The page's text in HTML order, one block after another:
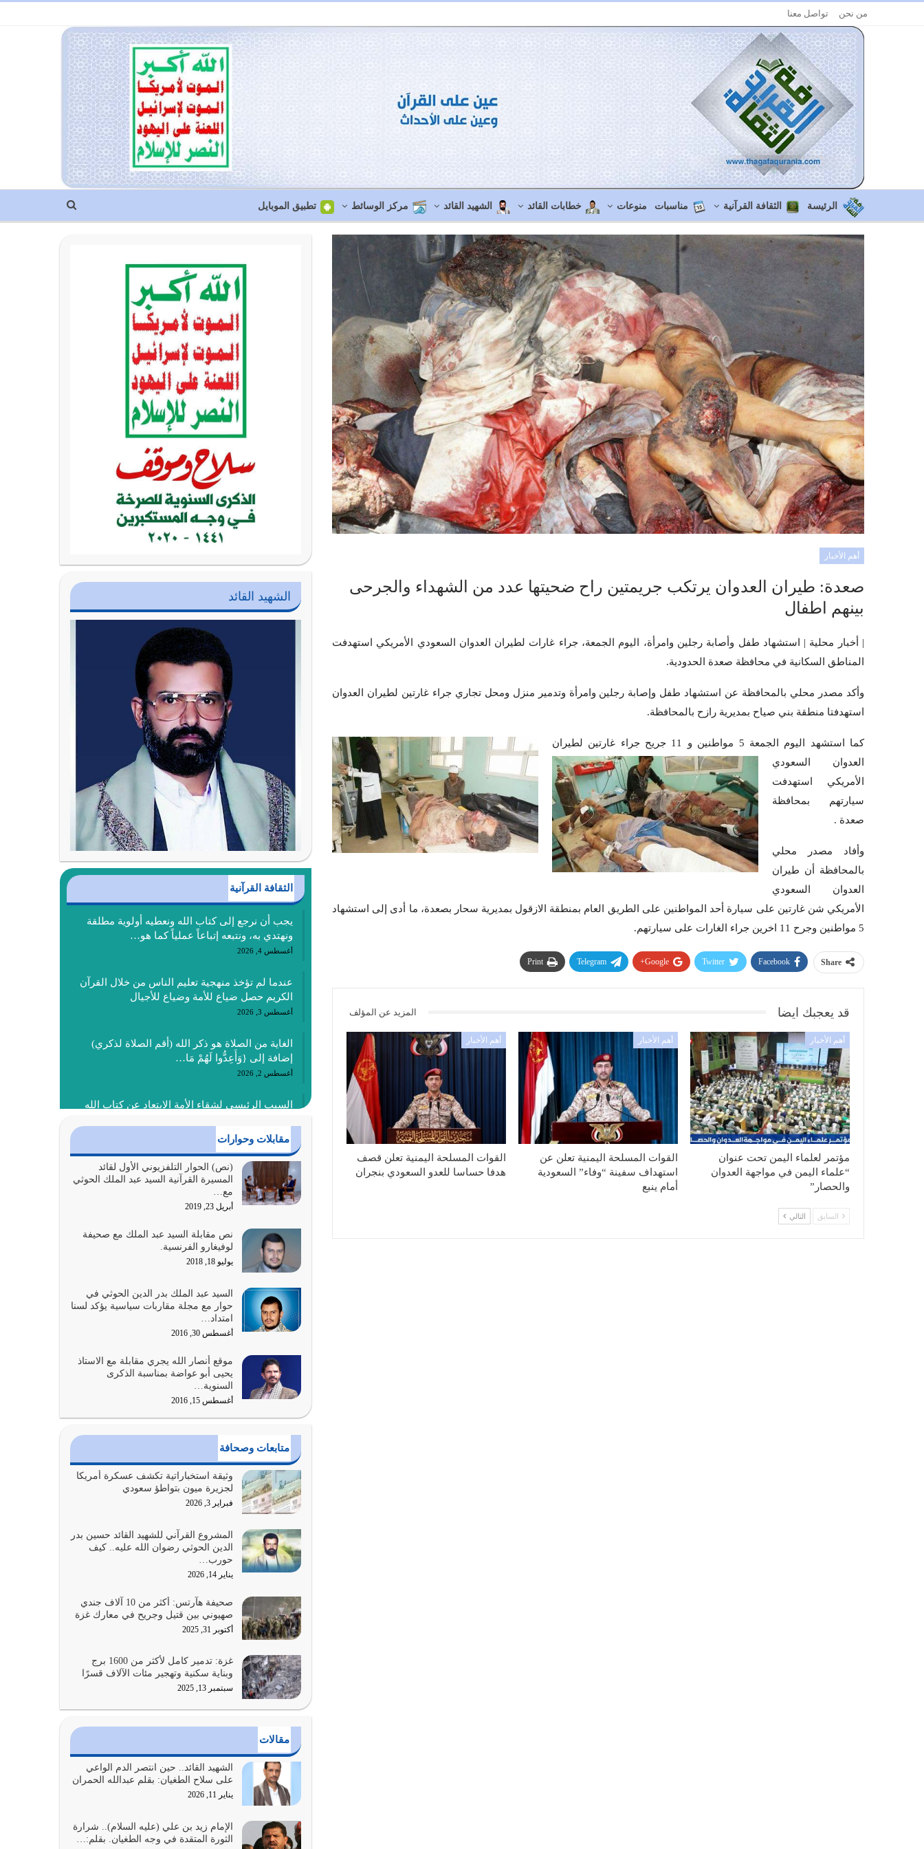
من نحن تواصل معنا
الرئيسة الثقافة القرآنية مناسبات منوعات خطابات القائد الشهيد القائد مركز الوسائط تطبيق الموبايل
أهم الأخبار
صعدة: طيران العدوان يرتكب جريمتين راح ضحيتها عدد من الشهداء والجرحى
بينهم اطفال
| أخبار محلية | استشهاد طفل وأصابة رجلين وامرأة، اليوم الجمعة، جراء غارات لطيران العدوان السعودي الأمريكي استهدفت
المناطق السكانية في محافظة صعدة الحدودية.
وأكد مصدر محلي بالمحافظة عن استشهاد طفل وإصابة رجلين وامرأة وتدمير منزل ومحل تجاري جراء غارتين لطيران العدوان
استهدفتا منطقة بني صياح بمديرية رازح بالمحافظة.
كما استشهد اليوم الجمعة 5 مواطنين و 11 جريح
جراء غارتين لطيران
العدوان السعودي
الأمريكي استهدفت
سيارتهم بمحافظة
صعدة .
وأفاد مصدر محلي
بالمحافظة أن طيران
العدوان السعودي
الأمريكي شن غارتين على سيارة أحد المواطنين على الطريق العام بمنطقة الازقول بمديرية سحار بصعدة، ما أدى إلى استشهاد
5 مواطنين وجرح 11 اخرين جراء الغارات على سيارتهم.
Share
Facebook
Twitter
Google+
Telegram
Print
قد يعجبك ايضا المزيد عن المؤلف
أهم الأخبار
مؤتمر لعلماء اليمن تحت عنوان
“علماء اليمن في مواجهة العدوان
والحصار”
أهم الأخبار
القوات المسلحة اليمنية تعلن عن
استهداف سفينة “وفاء” السعودية
أمام ينبع
أهم الأخبار
القوات المسلحة اليمنية تعلن قصف
هدفا حساسا للعدو السعودي بنجران
السابق التالي
الشهيد القائد
الثقافة القرآنية
يجب أن نرجع إلى كتاب الله ونعطيه أولوية مطلقة
ونهتدي به، ونتبعه إتباعاً عملياً كما هو…
أغسطس 4, 2026
عندما لم تؤخذ منهجية تعليم الناس من خلال القرآن
الكريم حصل ضياع للأمة وضياع للأجيال
أغسطس 3, 2026
الغاية من الصلاة هو ذكر الله (أقم الصلاة لذكري)
إضافة إلى {وَأَعِدُّوا لَهُمْ مَا…
أغسطس 2, 2026
السبب الرئيسي لشقاء الأمة الابتعاد عن كتاب الله
أغسطس 1, 2026
أبرز أسباب الشقاء هو الإعراض عن ذكر الله وعن هدى
الله المتمثل في القرآن الكريم
يوليو 31, 2026
أولياء الشيطان كلما كانوا أكثر ولاءً وطاعة للشيطان
كلما كانوا أكثر ضعفاً
يوليو 30, 2026
وعد الله تعالى من يُقتل في سبيله بالحياة الأبدية
والرزق والاستبشار والنجاة والخلود في…
يوليو 29, 2026
سيرته معرفة شخصيته معرفة عظمته
يوليو 28, 2026
عندما يكون عدوك هو عدو الله معناه أن تكون نقاط
الضعف فيه كثيرة وسينصرك الله عليه إذا…
يوليو 26, 2026
أراد الله لهذه الأمة ان تكون خير امة أخرجت للناس
بالنهوض بالأمر بالمعروف والنهي عن…
يوليو 25, 2026
الدين الذي شرعه الله لا يجوز أن يخضع لآرائنا وأهوائنا
واجتهاداتنا لأننا سنختلف ونتفرق
يوليو 24, 2026
أي أمة تتفرق في الدين وتتفرق في كيانها معناه أنها
أصبحت أمة عاجزة عن النهوض…
يوليو 23, 2026
المُلك كله لله تعالى يؤتيه من يشاء وينزعه ممن يشاء
ويعز من يشاء ويذل من يشاء
يوليو 21, 2026
{إِنَّ الدِّينَ عِنْدَ اللَّهِ الْإسْلامُ} الدين الذي شرعه الله
مقابلات وحوارات
(نص) الحوار التلفزيوني الأول لقائد
المسيرة القرآنية السيد عبد الملك الحوثي
مع…
أبريل 23, 2019
نص مقابلة السيد عبد الملك مع صحيفة
لوفيغارو الفرنسية.
يوليو 18, 2018
السيد عبد الملك بدر الدين الحوثي في
حوار مع مجلة مقاربات سياسية يؤكد لسنا
امتداد…
أغسطس 30, 2016
موقع أنصار الله يجري مقابلة مع الاستاذ
يحيى أبو عواضة بمناسبة الذكرى
السنوية…
أغسطس 15, 2016
متابعات وصحافة
وثيقة استخباراتية تكشف عسكرة أمريكا
لجزيرة ميون بتواطؤ سعودي
فبراير 3, 2026
المشروع القرآني للشهيد القائد حسين بدر
الدين الحوثي رضوان الله عليه.. كيف
حورب…
يناير 14, 2026
صحيفة هآرتس: أكثر من 10 آلاف جندي
صهيوني بين قتيل وجريح في معارك غزة
أكتوبر 31, 2025
غزة: تدمير كامل لأكثر من 1600 برج
وبناية سكنية وتهجير مئات الآلاف قسرًا
سبتمبر 13, 2025
مقالات
الشهيد القائد.. حين انتصر الدم الواعي
على سلاح الطغيان: بقلم عبدالله الحمران
يناير 11, 2026
الإمام زيد بن علي (عليه السلام).. شرارة
الثورة المتقدة في وجه الطغيان. بقلم:…